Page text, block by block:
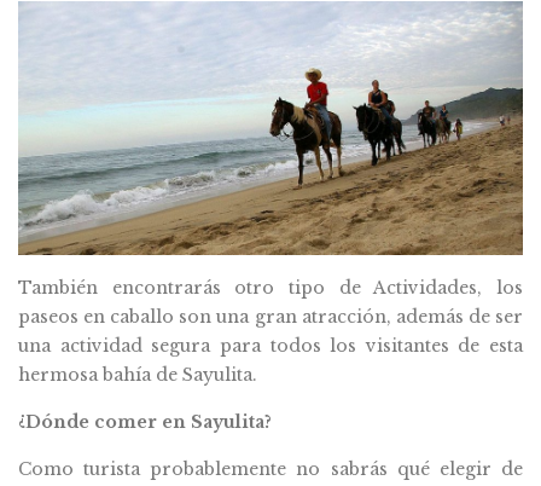
También encontrarás otro tipo de Actividades, los
paseos en caballo son una gran atracción, además de ser
una actividad segura para todos los visitantes de esta
hermosa bahía de Sayulita.
¿Dónde comer en Sayulita?
Como turista probablemente no sabrás qué elegir de